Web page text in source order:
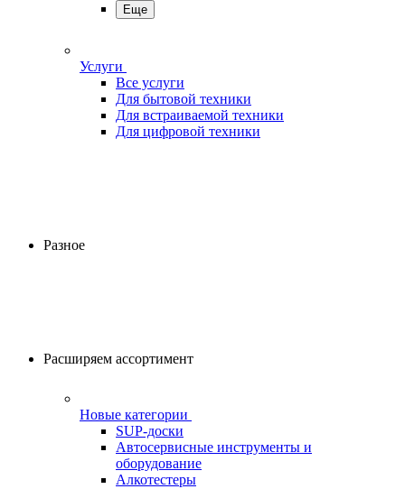
Еще
Услуги
Все услуги
Для бытовой техники
Для встраиваемой техники
Для цифровой техники
Разное
Расширяем ассортимент
Новые категории
SUP-доски
Автосервисные инструменты и
оборудование
Алкотестеры